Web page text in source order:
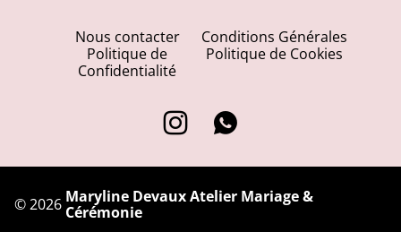
Nous contacter
Conditions Générales
Politique de
Confidentialité
Politique de Cookies
©2026 Maryline Devaux Atelier Mariage &
Cérémonie